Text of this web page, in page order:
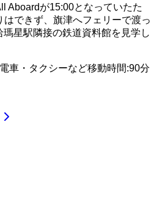
Aboardが15:00となっていたた
できず、旗津へフェリーで渡っ
星駅隣接の鉄道資料館を見学し
車・タクシーなど移動時間:90分